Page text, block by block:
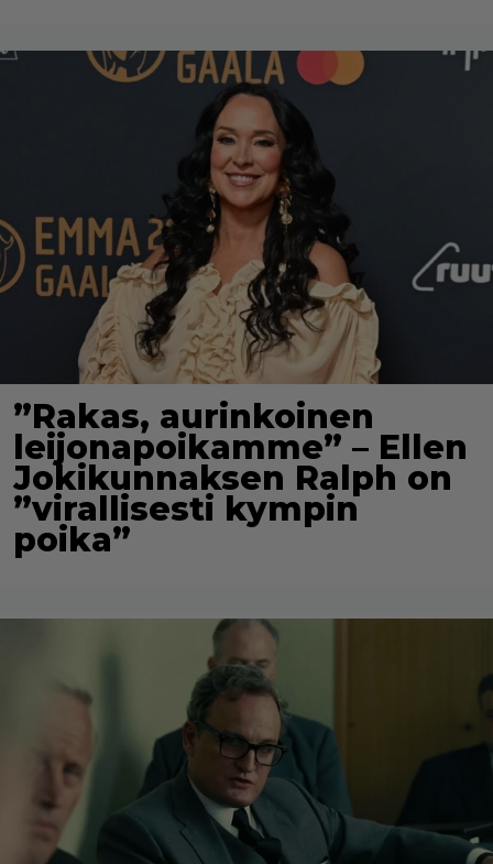
”Rakas, aurinkoinen
leijonapoikamme” – Ellen
Jokikunnaksen Ralph on
”virallisesti kympin
poika”